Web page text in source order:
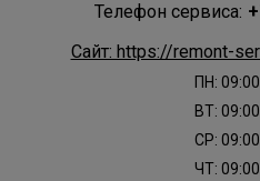
Телефон сервиса:
Сайт: https://remont-
ПН:
ВТ:
СР:
ЧТ: